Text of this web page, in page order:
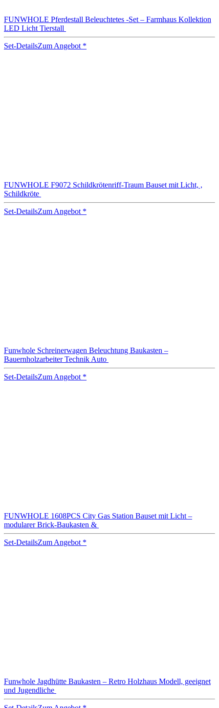
FUNWHOLE Pferdestall Beleuchtetes -Set – Farmhaus Kollektion
LED Licht Tierstall
Set-DetailsZum Angebot *
FUNWHOLE F9072 Schildkrötenriff-Traum Bauset mit Licht, ,
Schildkröte
Set-DetailsZum Angebot *
Funwhole Schreinerwagen Beleuchtung Baukasten –
Bauernholzarbeiter Technik Auto
Set-DetailsZum Angebot *
FUNWHOLE 1608PCS City Gas Station Bauset mit Licht –
modularer Brick-Baukasten &
Set-DetailsZum Angebot *
Funwhole Jagdhütte Baukasten – Retro Holzhaus Modell, geeignet
und Jugendliche